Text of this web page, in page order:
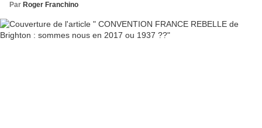
Par Roger Franchino